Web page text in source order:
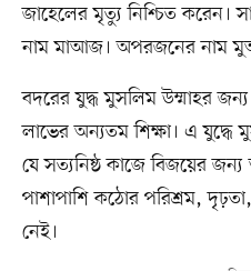
জাহেলের মৃত্যু নিশ্চিত
নাম মাআজ। অপরজনের নাম
বদরের যুদ্ধ মুসলিম উম্মাহর
লাভের অন্যতম শিক্ষা। এ যুদ্ধে
যে সত্যনিষ্ঠ কাজে বিজয়ের
পাশাপাশি কঠোর পরিশ্রম,
নেই।